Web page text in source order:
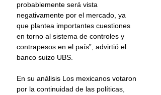
probablemente será vista
negativamente por el mercado, ya
que plantea importantes cuestiones
en torno al sistema de controles y
contrapesos en el país”, advirtió el
banco suizo UBS.
En su análisis Los mexicanos votaron
por la continuidad de las políticas,